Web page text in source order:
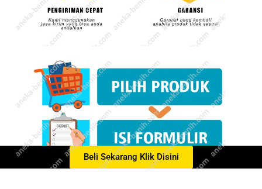
Beli Sekarang Klik Disini